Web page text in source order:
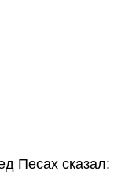
Песах сказал: